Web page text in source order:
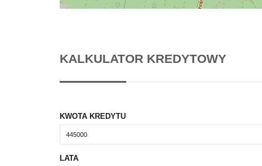
KALKULATOR KREDYTOWY
KWOTA KREDYTU
LATA